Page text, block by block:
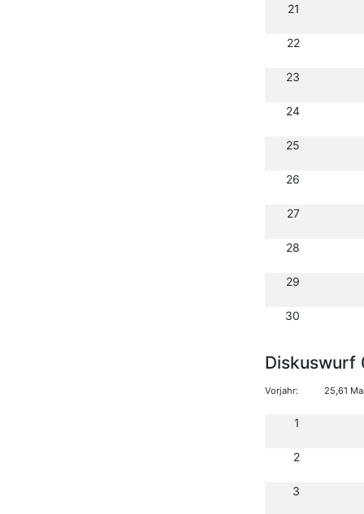
21
22
23
24
25
26
27
28
29
30
Diskuswurf
Vorjahr: 25,61
1
2
3